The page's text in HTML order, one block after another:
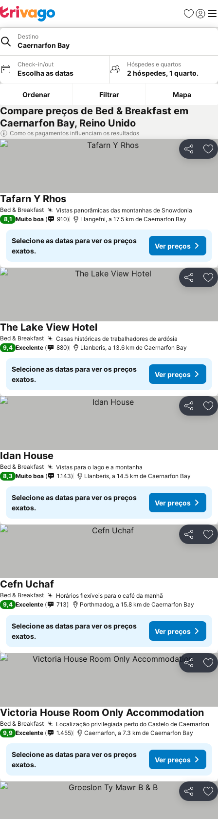
Favoritos
Iniciar
Destino
Caernarfon Bay
Check-in/out
Escolha as datas
Hóspedes e quartos
2 hóspedes, 1 quarto.
Ordenar Filtrar Mapa
Compare preços de Bed & Breakfast em
Caernarfon Bay, Reino Unido
Como os pagamentos influenciam os resultados
Partilhar
Bed & Breakfast Vistas panorâmicas das montanhas de Snowdonia
Tafarn Y RhosVer preços
8,1 Muito boa 910 Llangefni, a 17.5 km de Caernarfon Bay
Selecione as datas para ver os preços
exatos.
Ver preços
Partilhar
Bed & Breakfast Casas históricas de trabalhadores de ardósia
The Lake View HotelVer preços
9,4 Excelente 880 Llanberis, a 13.6 km de Caernarfon Bay
Selecione as datas para ver os preços
exatos.
Ver preços
Partilhar
Bed & Breakfast Vistas para o lago e a montanha
Idan House
8,3 Muito boa 1.143 Llanberis, a 14.5 km de Caernarfon Bay
Selecione as datas para ver os preços
exatos.
Ver preços
Partilhar
Bed & Breakfast Horários flexíveis para o café da manhã
Cefn Uchaf
9,4 Excelente 713 Porthmadog, a 15.8 km de Caernarfon Bay
Selecione as datas para ver os preços
exatos.
Ver preços
Partilhar
Bed & Breakfast Localização privilegiada perto do Castelo de Caernarfon
Victoria House Room Only Accommodation
9,9 Excelente 1.455 Caernarfon, a 7.3 km de Caernarfon Bay
Selecione as datas para ver os preços
exatos.
Ver preços
Partilhar